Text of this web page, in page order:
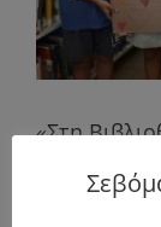
«Στη